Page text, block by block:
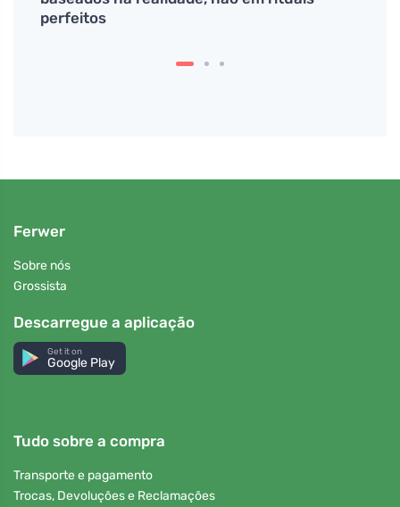
perfeitos
Ferwer
Sobre nós
Grossista
Descarregue a aplicação
Get it on
Google Play
Tudo sobre a compra
Transporte e pagamento
Trocas, Devoluções e Reclamações